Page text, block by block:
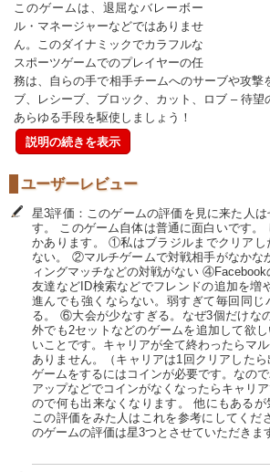
このゲームは、退屈なバレーボー
ル・マネージャーなどではありませ
ん。このダイナミックでカラフルな
スポーツゲームでのプレイヤーの任
務は、自らの手で相手チームへのサーブや攻撃
ブ、レシーブ、ブロック、カット、ロブ – 待望
あらゆる手段を駆使しましょう！
説明の続きを表示
ユーザーレビュー
星3評価：このゲームの評価を見に来た人
す。 このゲーム自体は普通に面白いです。
かあります。 ①私はブラジルまでクリアし
ない。 ②マルチゲームで対戦相手がなか
ィングマッチなどの対戦がない
友達などID検索などでフレンドの追加を
進んでも強くならない。弱すぎて毎回同じ
る。 ⑥大会が少なすぎる。なぜ3個だけな
外でも2セットなどのゲームを追加して欲
いことです。キャリアが全て終わったらマ
ありません。（キャリアは1回クリアした
ゲームをするにはコインが必要です。なの
アップなどでコインがなくなったらキャリ
ので何も出来なくなります。 他にもあるが
この評価をみた人はこれを参考にしてくだ
のゲームの評価は星3つとさせていただきま